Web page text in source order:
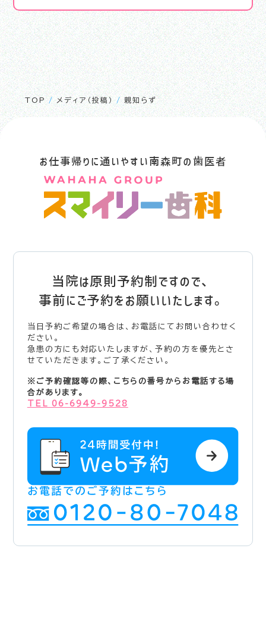
TOP / メディア（投稿） / 親知らず
お仕事帰りに通いやすい南森町の歯医者
当院は原則予約制ですので、
事前にご予約をお願いいたします。
当日予約ご希望の場合は、お電話にてお問い合わせく
ださい。
急患の方にも対応いたしますが、予約の方を優先とさ
せていただきます。ご了承ください。
※ご予約確認等の際、こちらの番号からお電話する場
合があります。
TEL 06-6949-9528